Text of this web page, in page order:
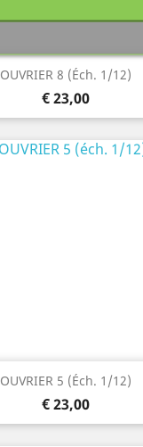
OUVRIER 8 (éch. 1/12)
Prijs
€ 23,00
Snel bekijken
OUVRIER 5 (éch. 1/12)
Prijs
€ 23,00
Snel bekijken